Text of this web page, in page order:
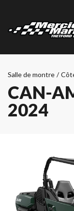
Salle de montre /
CAN-
2024